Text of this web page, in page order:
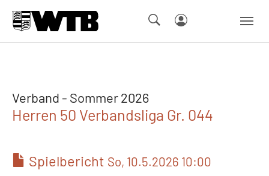
Verband - Sommer 2026
Herren 50 Verbandsliga Gr. 044
Spielbericht So, 10.5.2026 10:00